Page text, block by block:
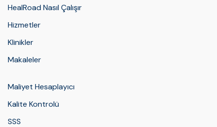
HealRoad Nasıl Çalışır
Hizmetler
Klinikler
Makaleler
Maliyet Hesaplayıcı
Kalite Kontrolü
SSS